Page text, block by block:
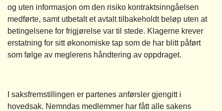
og uten informasjon om den risiko kontraktsinngåelsen
medførte, samt utbetalt et avtalt tilbakeholdt beløp uten at
betingelsene for frigjørelse var til stede. Klagerne krever
erstatning for sitt økonomiske tap som de har blitt påført
som følge av meglerens håndtering av oppdraget.
I saksfremstillingen er partenes anførsler gjengitt i
hovedsak. Nemndas medlemmer har fått alle sakens